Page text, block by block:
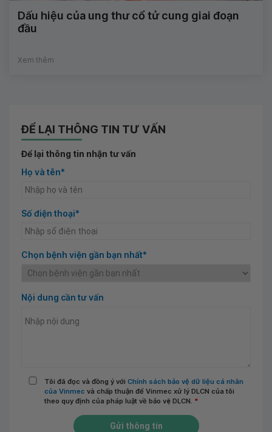
Dấu hiệu của ung thư cổ tử cung giai đoạn
đầu
Xem thêm
ĐỂ LẠI THÔNG TIN TƯ VẤN
Để lại thông tin nhận tư vấn
Họ và tên*
Số điện thoại*
Chọn bệnh viện gần bạn nhất*
Nội dung cần tư vấn
Tôi đã đọc và đồng ý với Chính sách bảo vệ dữ liệu cá nhân
của Vinmec và chấp thuận để Vinmec xử lý DLCN của tôi
theo quy định của pháp luật về bảo vệ DLCN. *
Gửi thông tin